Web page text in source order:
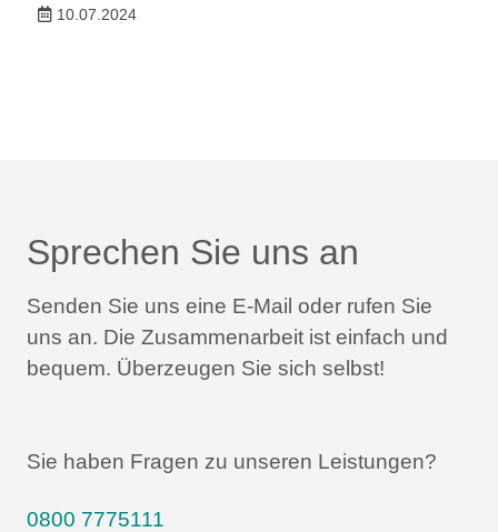
10.07.2024
Sprechen Sie uns an
Senden Sie uns eine E-Mail oder rufen Sie
uns an. Die Zusammenarbeit ist einfach und
bequem. Überzeugen Sie sich selbst!
Sie haben Fragen zu unseren Leistungen?
0800 7775111